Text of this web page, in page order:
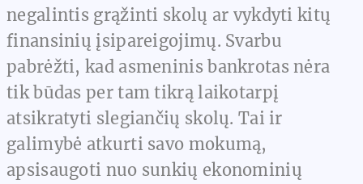
negalintis grąžinti skolų ar vykdyti kitų
finansinių įsipareigojimų. Svarbu
pabrėžti, kad asmeninis bankrotas nėra
tik būdas per tam tikrą laikotarpį
atsikratyti slegiančių skolų. Tai ir
galimybė atkurti savo mokumą,
apsisaugoti nuo sunkių ekonominių